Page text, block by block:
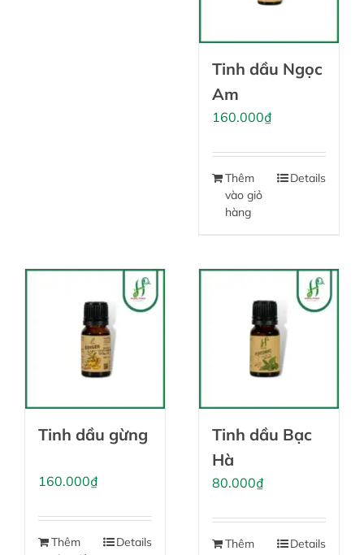
Tinh dầu Ngọc
Am
160.000₫
Thêm
vào giỏ
hàng
Details
Tinh dầu gừng
160.000₫
Thêm
Details
Tinh dầu Bạc
Hà
80.000₫
Thêm
Details